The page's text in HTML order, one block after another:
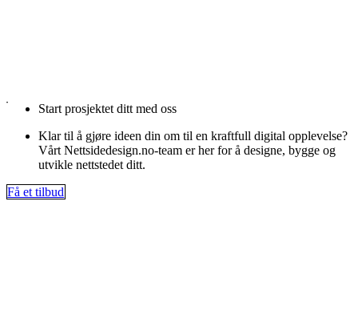
Start prosjektet ditt med oss
Klar til å gjøre ideen din om til en kraftfull digital opplevelse?
Vårt Nettsidedesign.no-team er her for å designe, bygge og
utvikle nettstedet ditt.
Få et tilbud